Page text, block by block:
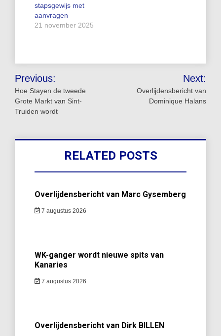
stapsgewijs met
aanvragen
21 november 2025
Bericht
navigatie
Previous:
Hoe Stayen de tweede
Grote Markt van Sint-
Truiden wordt
Next:
Overlijdensbericht van
Dominique Halans
RELATED POSTS
Overlijdensbericht van Marc Gysemberg
7 augustus 2026
WK-ganger wordt nieuwe spits van
Kanaries
7 augustus 2026
Overlijdensbericht van Dirk BILLEN